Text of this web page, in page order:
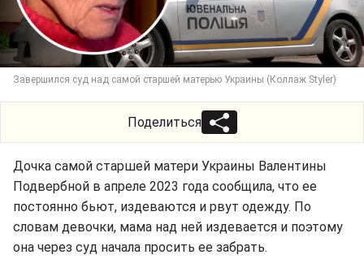
Завершился суд над самой старшей матерью Украины (Коллаж Styler)
Поделиться
Дочка самой старшей матери Украины Валентины
Подвербной в апреле 2023 года сообщила, что ее
постоянно бьют, издеваются и рвут одежду. По
словам девочки, мама над ней издевается и поэтому
она через суд начала просить ее забрать.